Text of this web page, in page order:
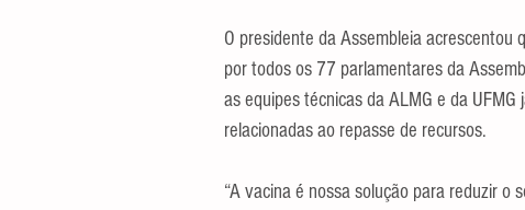
O presidente da Assembleia acrescentou
por todos os 77 parlamentares da
as equipes técnicas da ALMG e da
relacionadas ao repasse de recursos.
“A vacina é nossa solução para reduzir